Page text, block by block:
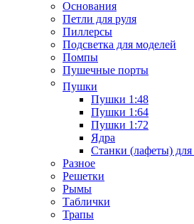
Основания
Петли для руля
Пиллерсы
Подсветка для моделей
Помпы
Пушечные порты
Пушки
Пушки 1:48
Пушки 1:64
Пушки 1:72
Ядра
Станки (лафеты)
Разное
Решетки
Рымы
Таблички
Трапы